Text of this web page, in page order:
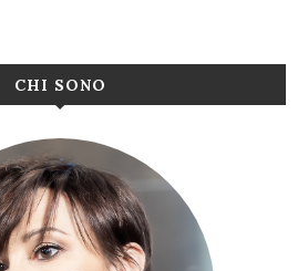
CHI SONO